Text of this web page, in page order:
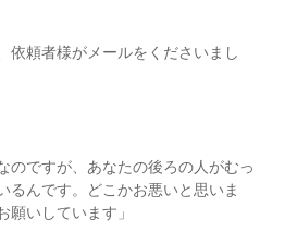
依頼者様がメールをくださいまし
のですが、あなたの後ろの人がむっ
るんです。どこかお悪いと思いま
願いしています」